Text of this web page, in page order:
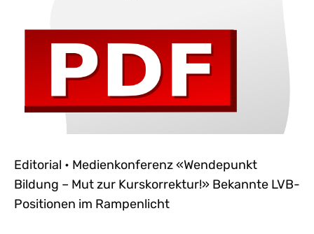
Editorial • Medienkonferenz «Wendepunkt
Bildung – Mut zur Kurskorrektur!» Bekannte LVB-
Positionen im Rampenlicht